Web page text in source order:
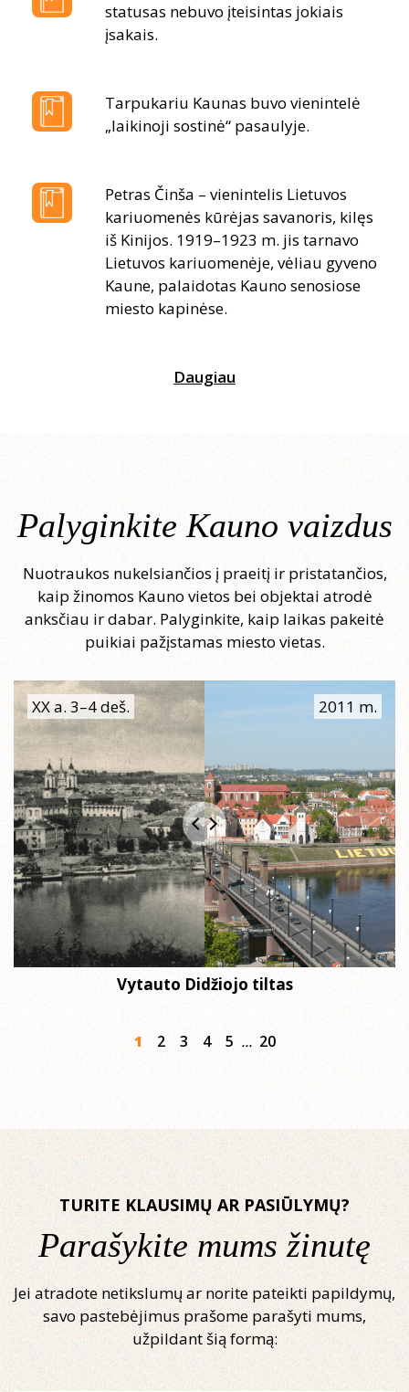
statusas nebuvo įteisintas jokiais
įsakais.
Tarpukariu Kaunas buvo vienintelė
„laikinoji sostinė“ pasaulyje.
Petras Činša – vienintelis Lietuvos
kariuomenės kūrėjas savanoris, kilęs
iš Kinijos. 1919–1923 m. jis tarnavo
Lietuvos kariuomenėje, vėliau gyveno
Kaune, palaidotas Kauno senosiose
miesto kapinėse.
Daugiau
Palyginkite Kauno vaizdus
Nuotraukos nukelsiančios į praeitį ir pristatančios,
kaip žinomos Kauno vietos bei objektai atrodė
anksčiau ir dabar. Palyginkite, kaip laikas pakeitė
puikiai pažįstamas miesto vietas.
Vytauto Didžiojo tiltas
1 2 3 4 5 ... 20
TURITE KLAUSIMŲ AR PASIŪLYMŲ?
Parašykite mums žinutę
Jei atradote netikslumų ar norite pateikti papildymų,
savo pastebėjimus prašome parašyti mums,
užpildant šią formą: